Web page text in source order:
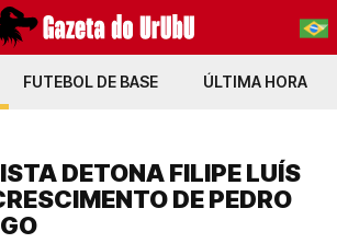
PT-BR
FUTEBOL DE BASE ÚLTIMA HORA
DETONA FILIPE LUÍS
DE PEDRO